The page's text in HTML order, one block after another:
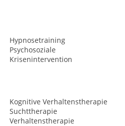
Hypnosetraining
Psychosoziale
Krisenintervention
Kognitive Verhaltenstherapie
Suchttherapie
Verhaltenstherapie